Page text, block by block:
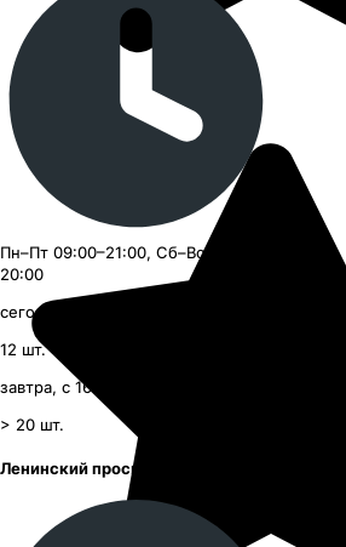
Пн–Пт 09:00–21:00, Сб–Вс 09:00–
20:00
сегодня, с 09:00
12 шт.
завтра, с 16:00
> 20 шт.
Ленинский проспект